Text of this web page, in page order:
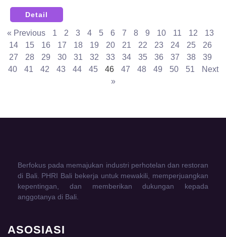
Detail
« Previous 1 2 3 4 5 6 7 8 9 10 11 12
13
14
15 16 17 18 19 20 21 22 23 24 25
26
27
28 29 30 31 32 33 34 35 36 37 38
39
40
41 42 43 44 45 46 47 48 49 50 51
Next
»
Berfokus pada memajukan industri perhotelan dan restoran
di Bali. PHRI Bali bekerja untuk mewakili, memperjuangkan
kepentingan, dan memberikan dukungan kepada
anggotanya di Bali.
ASOSIASI